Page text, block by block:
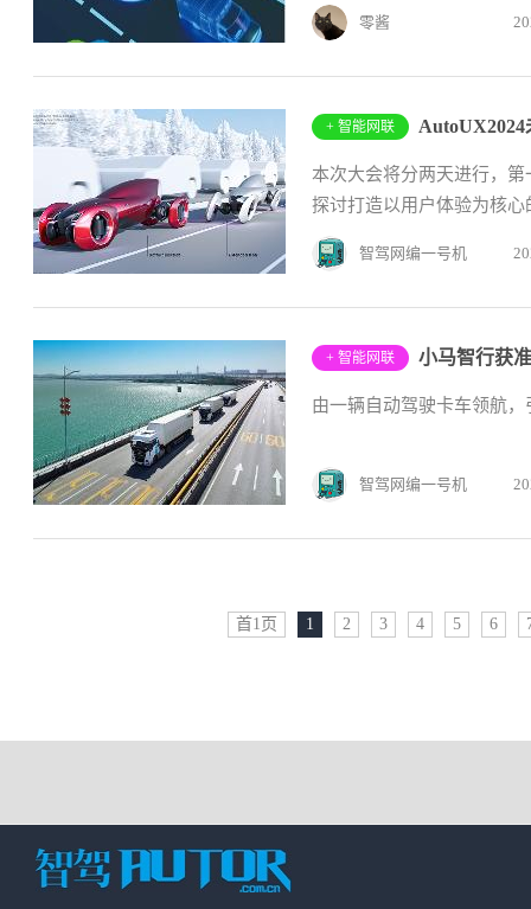
零酱
+ 智能网联
本次大会将分两天进行，
探讨打造以用户体验为核
智驾网编一号机
+ 智能网联 小马智行获
由一辆自动驾驶卡车领航
智驾网编一号机
首1页 1 2 3 4 5 6